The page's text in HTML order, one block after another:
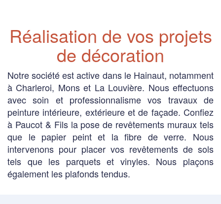
Réalisation de vos projets
de décoration
Notre société est active dans le Hainaut, notamment
à Charleroi, Mons et La Louvière. Nous effectuons
avec soin et professionnalisme vos travaux de
peinture intérieure, extérieure et de façade. Confiez
à Paucot & Fils la pose de revêtements muraux tels
que le papier peint et la fibre de verre. Nous
intervenons pour placer vos revêtements de sols
tels que les parquets et vinyles. Nous plaçons
également les plafonds tendus.